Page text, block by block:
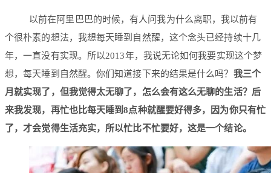
以前在阿里巴巴的时候，有人问我为什么离职，我以前有
个很朴素的想法，我想每天睡到自然醒，这个念头已经持续十几
年，一直没有实现。所以2013年，我说无论如何我要实现这个梦
想，每天睡到自然醒。你们知道接下来的结果是什么吗？ 我三个
月就实现了，但我觉得太无聊了，怎么会有这么无聊的生活？后
来我发现，再忙也比每天睡到8点种就醒要好得多，因为你只有忙
了，才会觉得生活充实，所以忙比不忙要好，这是一个结论。